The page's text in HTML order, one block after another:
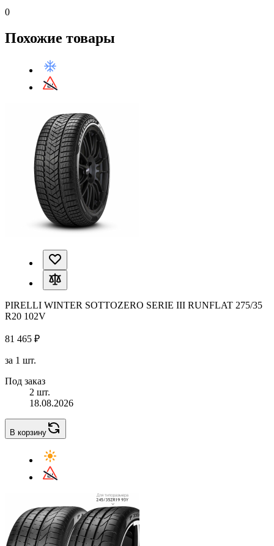
0
Похожие товары
PIRELLI WINTER SOTTOZERO SERIE III RUNFLAT 275/35
R20 102V
81 465 ₽
за 1 шт.
Под заказ
2 шт.
18.08.2026
В корзину